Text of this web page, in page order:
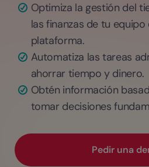
Optimiza la gestión del
las finanzas de tu equipo
plataforma.
Automatiza las tareas
ahorrar tiempo y dinero.
Obtén información
tomar decisiones
Pedir una